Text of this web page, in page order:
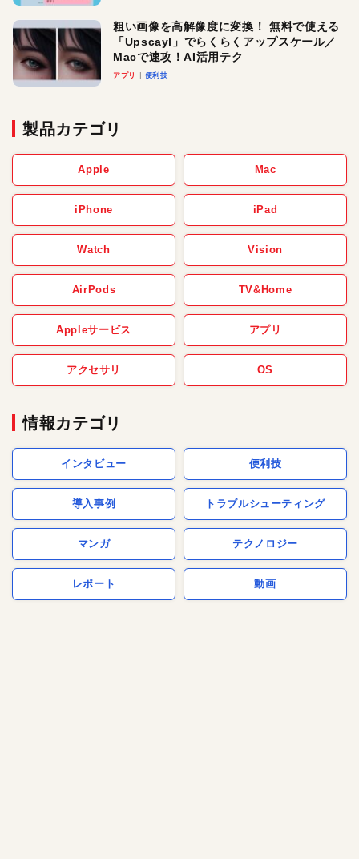
粗い画像を高解像度に変換！ 無料で使える
「Upscayl」でらくらくアップスケール／
Macで速攻！AI活用テク
アプリ 便利技
製品カテゴリ
Apple Mac
iPhone iPad
Watch Vision
AirPods TV&Home
Appleサービス アプリ
アクセサリ OS
情報カテゴリ
インタビュー 便利技
導入事例 トラブルシューティング
マンガ テクノロジー
レポート 動画